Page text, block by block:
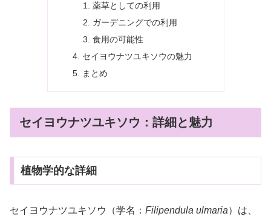
薬草としての利用
ガーデニングでの利用
食用の可能性
セイヨウナツユキソウの魅力
まとめ
セイヨウナツユキソウ：詳細と魅力
植物学的な詳細
セイヨウナツユキソウ（学名： Filipendula ulmaria）は、